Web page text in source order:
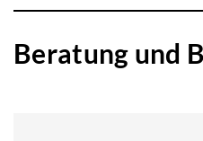
Beratung und